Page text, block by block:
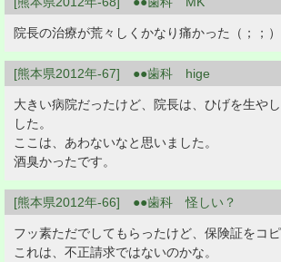
院長の治療が荒々しくかなり痛かった（；；）
[熊本県2012年-67] ●●歯科 hige
大きい病院だったけど、院長は、ひげを生や
した。
ここは、あわないなと思いました。
酒臭かったです。
[熊本県2012年-66] ●●歯科 怪しい？
フッ素ただでしてもらったけど、保険証をコピ
これは、不正請求ではないのかな。